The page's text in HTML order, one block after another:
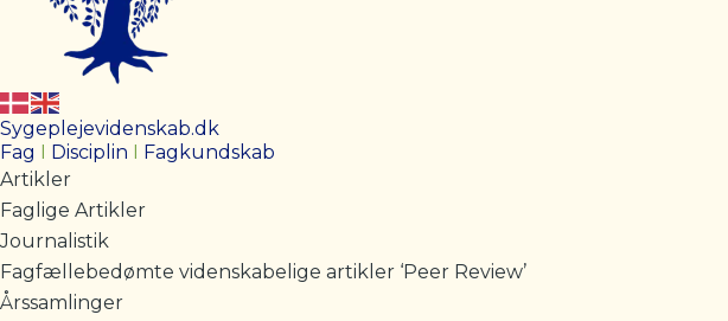
Sygeplejevidenskab.dk
Fag I Disciplin I Fagkundskab
Artikler
Faglige Artikler
Journalistik
Fagfællebedømte videnskabelige artikler ‘Peer Review’
Årssamlinger